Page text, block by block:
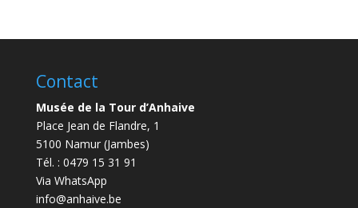
Contact
Musée de la Tour d’Anhaive
Place Jean de Flandre, 1
5100 Namur (Jambes)
Tél. : 0479 15 31 91
Via WhatsApp
info@anhaive.be